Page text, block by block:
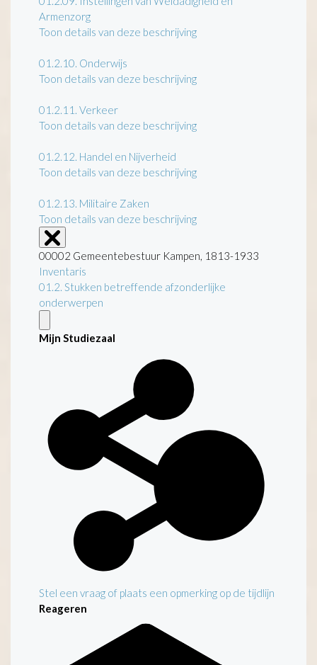
Armenzorg
Toon details van deze beschrijving
01.2.10. Onderwijs
Toon details van deze beschrijving
01.2.11. Verkeer
Toon details van deze beschrijving
01.2.12. Handel en Nijverheid
Toon details van deze beschrijving
01.2.13. Militaire Zaken
Toon details van deze beschrijving
00002 Gemeentebestuur Kampen, 1813-1933
Inventaris
01.2. Stukken betreffende afzonderlijke
onderwerpen
Mijn Studiezaal
Stel een vraag of plaats een opmerking op de tijdlijn
Reageren